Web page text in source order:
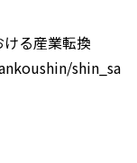
る産業転換
shin_sa